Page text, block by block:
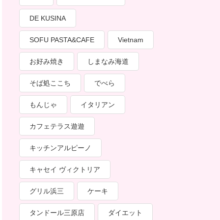
DE KUSINA
SOFU PASTA&CAFE Vietnam
お好み焼き しまなみ海道
そば処ここち でべら
もんじゃ イタリアン
カフェテラス遊遊
キッチンアルピーノ
キャセイ ヴィクトリア
グリル浜三 ケーキ
タンドール三原店 ダイエット